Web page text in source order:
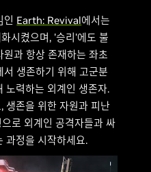
인 Earth: Revival에서는
시켰으며, '승리'에도 불
과 항상 존재하는 좌초
생존하기 위해 고군분
노력하는 외계인 생존자.
생존을 위한 자원과 피난
로 외계인 공격자들과 싸
과정을 시작하세요.